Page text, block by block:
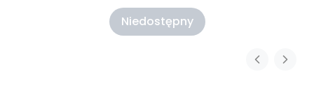
Niedostępny